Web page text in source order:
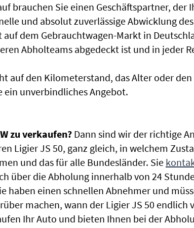
brauchen Sie einen Geschäftspartner,
und absolut zuverlässige Abwicklung
auf dem Gebrauchtwagen-Markt in
Abholteams abgedeckt ist und in jeder
auf den Kilometerstand, das Alter oder
ein unverbindliches Angebot.
zu verkaufen? Dann sind wir der richtige
Ligier JS 50, ganz gleich, in welchem
und das für alle Bundesländer. Sie
über die Abholung innerhalb von 24
haben einen schnellen Abnehmer und
machen, wann der Ligier JS 50 endlich
Ihr Auto und bieten Ihnen bei der